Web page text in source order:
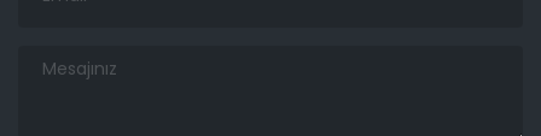
Mesajınız